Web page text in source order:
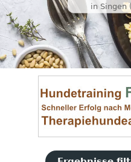
in Singen